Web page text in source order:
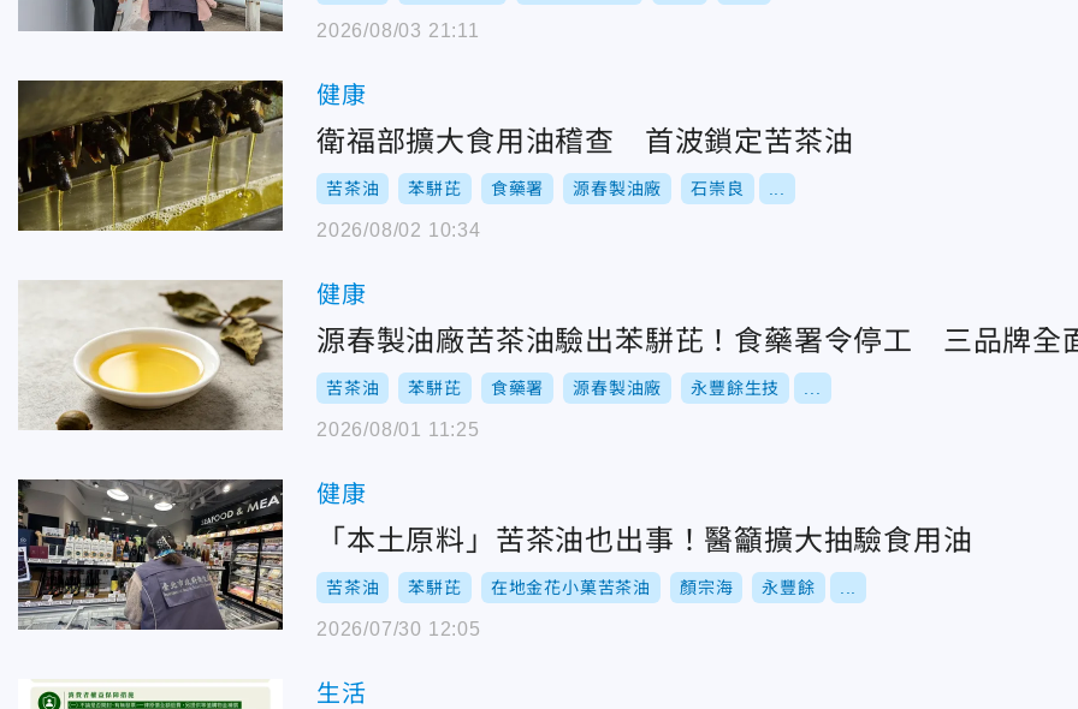
2026/08/03 21:11
健康
衛福部擴大食用油稽查 首波鎖定苦茶油
苦茶油 苯駢芘 食藥署 源春製油廠 石崇良
2026/08/02 10:34
健康
源春製油廠苦茶油驗出苯駢芘！食藥署令停工 三品牌全
苦茶油 苯駢芘 食藥署 源春製油廠 永豐餘生技
2026/08/01 11:25
健康
「本土原料」苦茶油也出事！醫籲擴大抽驗食用油
苦茶油 苯駢芘 在地金花小菓苦茶油 顏宗海 永豐餘
2026/07/30 12:05
生活